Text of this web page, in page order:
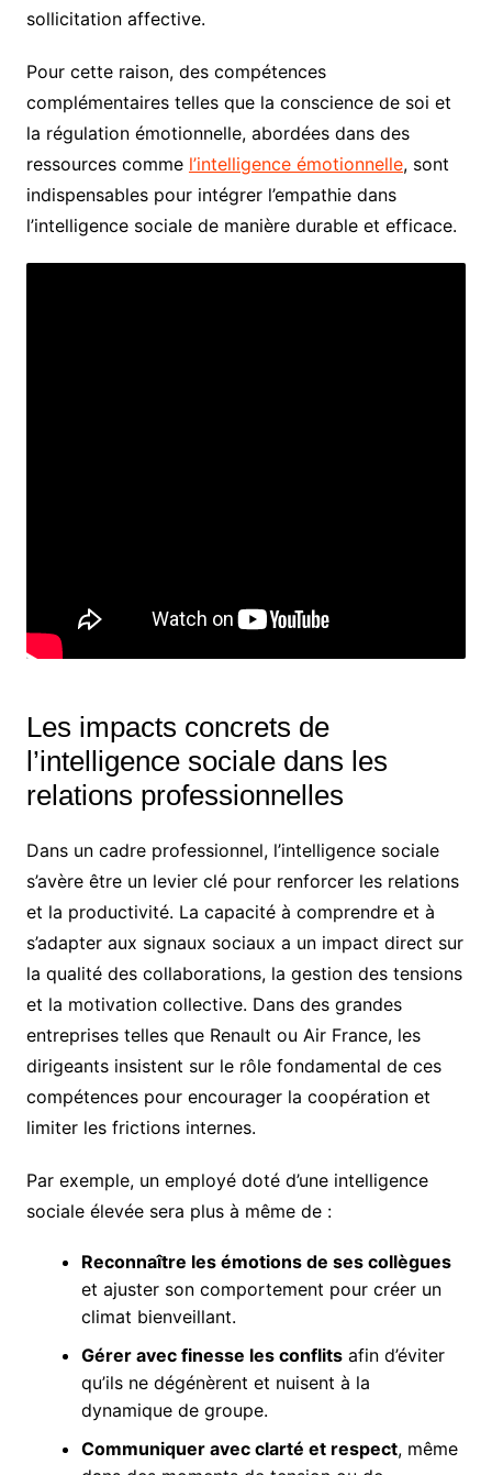
sollicitation affective.
Pour cette raison, des compétences
complémentaires telles que la conscience de soi et
la régulation émotionnelle, abordées dans des
ressources comme l’intelligence émotionnelle, sont
indispensables pour intégrer l’empathie dans
l’intelligence sociale de manière durable et efficace.
Les impacts concrets de
l’intelligence sociale dans les
relations professionnelles
Dans un cadre professionnel, l’intelligence sociale
s’avère être un levier clé pour renforcer les relations
et la productivité. La capacité à comprendre et à
s’adapter aux signaux sociaux a un impact direct sur
la qualité des collaborations, la gestion des tensions
et la motivation collective. Dans des grandes
entreprises telles que Renault ou Air France, les
dirigeants insistent sur le rôle fondamental de ces
compétences pour encourager la coopération et
limiter les frictions internes.
Par exemple, un employé doté d’une intelligence
sociale élevée sera plus à même de :
Reconnaître les émotions de ses collègues
et ajuster son comportement pour créer un
climat bienveillant.
Gérer avec finesse les conflitsafin d’éviter
qu’ils ne dégénèrent et nuisent à la
dynamique de groupe.
Communiquer avec clarté et respect, même